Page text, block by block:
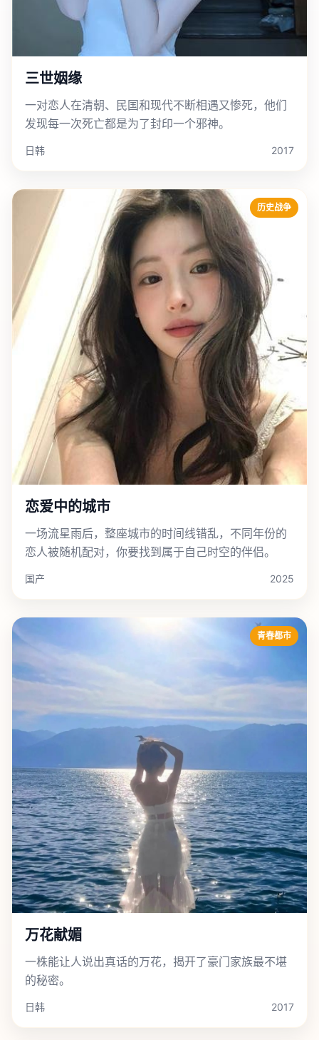
三世姻缘
一对恋人在清朝、民国和现代不断相遇又惨死，他们
发现每一次死亡都是为了封印一个邪神。
日韩 2017
历史战争
恋爱中的城市
一场流星雨后，整座城市的时间线错乱，不同年份的
恋人被随机配对，你要找到属于自己时空的伴侣。
国产 2025
青春都市
万花献媚
一株能让人说出真话的万花，揭开了豪门家族最不堪
的秘密。
日韩 2017